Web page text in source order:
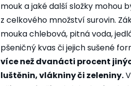
mouk a jaké další složky mohou
z celkového množství surovin.
mouka chlebová, pitná voda,
pšeničný kvas či jejich sušené
více než dvanácti procent
luštěnin, vlákniny či zeleniny.